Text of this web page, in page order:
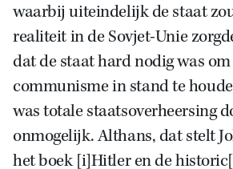
waarbij uiteindelijk de staat
realiteit in de Sovjet-Unie
dat de staat hard nodig was
communisme in stand te
was totale staatsoverheersing
onmogelijk. Althans, dat stelt
het boek [i]Hitler en de